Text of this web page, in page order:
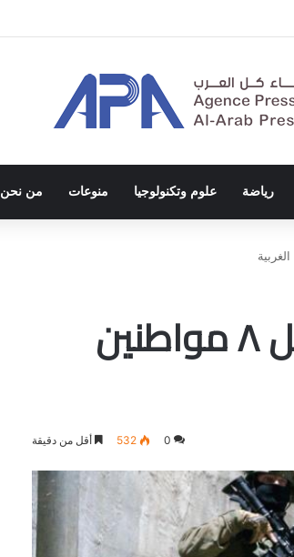
رياضة علوم وتكنولوجيا منوعات من نحن
قوات الاحتلال الصهيوني تعتقل ٨ مواطنين
0
532 أقل من دقيقة